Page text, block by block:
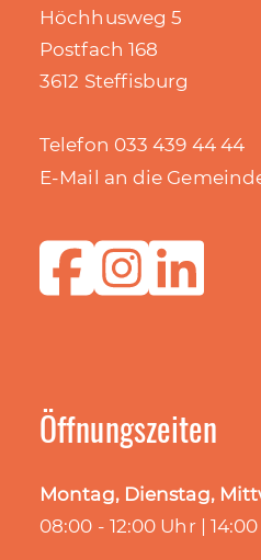
Höchhusweg 5
Postfach 168
3612 Steffisburg
Telefon 033 439 44 44
E-Mail an die
Öffnungszeiten
Montag, Dienstag,
08:00 - 12:00 Uhr |